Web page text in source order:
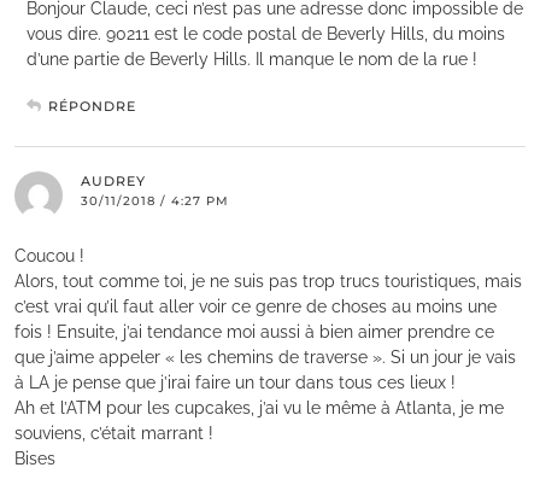
Bonjour Claude, ceci n’est pas une adresse donc impossible de
vous dire. 90211 est le code postal de Beverly Hills, du moins
d’une partie de Beverly Hills. Il manque le nom de la rue !
RÉPONDRE
AUDREY
30/11/2018 / 4:27 PM
Coucou !
Alors, tout comme toi, je ne suis pas trop trucs touristiques, mais
c’est vrai qu’il faut aller voir ce genre de choses au moins une
fois ! Ensuite, j’ai tendance moi aussi à bien aimer prendre ce
que j’aime appeler « les chemins de traverse ». Si un jour je vais
à LA je pense que j’irai faire un tour dans tous ces lieux !
Ah et l’ATM pour les cupcakes, j’ai vu le même à Atlanta, je me
souviens, c’était marrant !
Bises